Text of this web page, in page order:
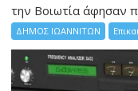
την Bοιωτία άφησαν
ΔΗΜΟΣ ΙΩΑΝΝΙΤΩΝ